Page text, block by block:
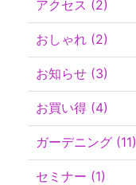
アクセス (2)
おしゃれ (2)
お知らせ (3)
お買い得 (4)
ガーデニング (11)
セミナー (1)